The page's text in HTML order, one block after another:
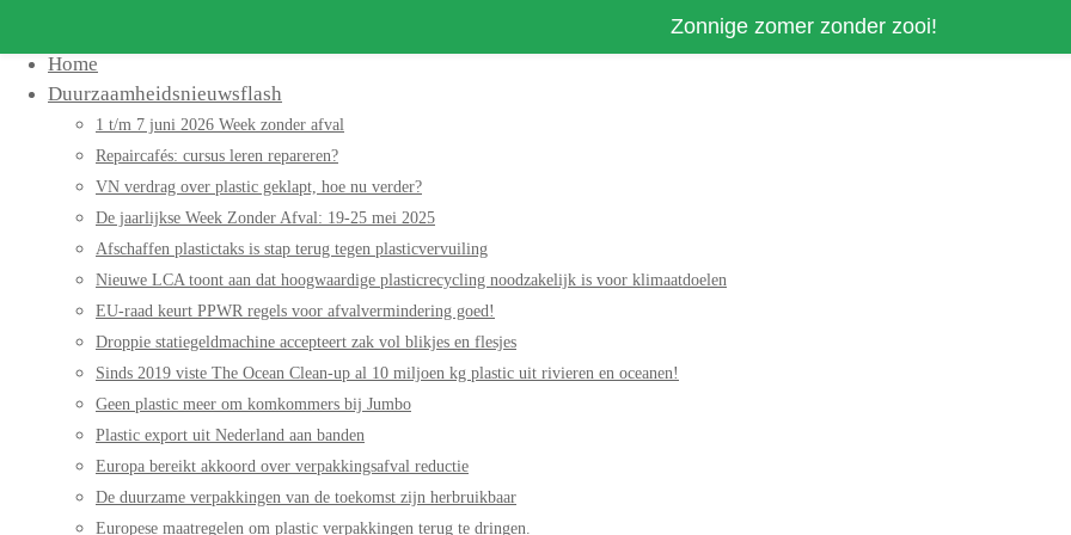
Home
Duurzaamheidsnieuwsflash
1 t/m 7 juni 2026 Week zonder afval
Repaircafés: cursus leren repareren?
VN verdrag over plastic geklapt, hoe nu verder?
De jaarlijkse Week Zonder Afval: 19-25 mei 2025
Afschaffen plastictaks is stap terug tegen plasticvervuiling
Nieuwe LCA toont aan dat hoogwaardige plasticrecycling noodzakelijk is voor klimaatdoelen
EU-raad keurt PPWR regels voor afvalvermindering goed!
Droppie statiegeldmachine accepteert zak vol blikjes en flesjes
Sinds 2019 viste The Ocean Clean-up al 10 miljoen kg plastic uit rivieren en oceanen!
Geen plastic meer om komkommers bij Jumbo
Plastic export uit Nederland aan banden
Europa bereikt akkoord over verpakkingsafval reductie
De duurzame verpakkingen van de toekomst zijn herbruikbaar
Europese maatregelen om plastic verpakkingen terug te dringen.
Zonnige zomer zonder zooi!